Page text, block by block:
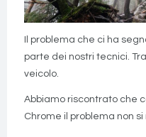
Il problema che ci ha
parte dei nostri tecnici.
veicolo.
Abbiamo riscontrato che
Chrome il problema non